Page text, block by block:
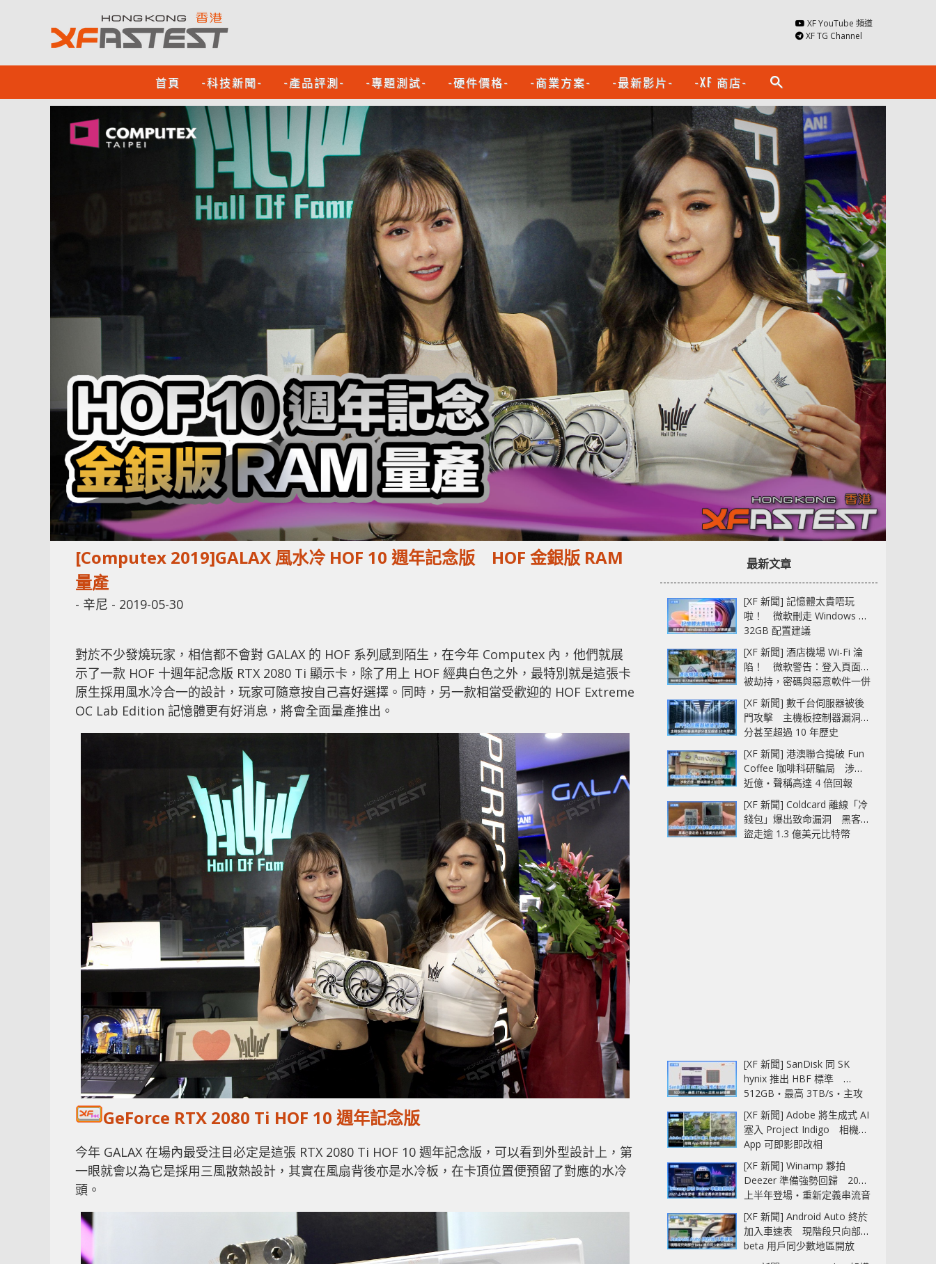
XF YouTube 頻道
XF TG Channel
首頁 -科技新聞- -產品評測- -專題測試- -硬件價格- -商業方案- -最新影片- -XF 商店- search
[Computex 2019]GALAX 風水冷 HOF 10 週年記念版 HOF 金銀版 RAM
量產
- 辛尼 - 2019-05-30
對於不少發燒玩家，相信都不會對 GALAX 的 HOF 系列感到陌生，在今年 Computex 內，他們就展
示了一款 HOF 十週年記念版 RTX 2080 Ti 顯示卡，除了用上 HOF 經典白色之外，最特別就是這張卡
原生採用風水冷合一的設計，玩家可隨意按自己喜好選擇。同時，另一款相當受歡迎的 HOF Extreme
OC Lab Edition 記憶體更有好消息，將會全面量產推出。
GeForce RTX 2080 Ti HOF 10 週年記念版
今年 GALAX 在場內最受注目必定是這張 RTX 2080 Ti HOF 10 週年記念版，可以看到外型設計上，第
一眼就會以為它是採用三風散熱設計，其實在風扇背後亦是水冷板，在卡頂位置便預留了對應的水冷
頭。
最新文章
[XF 新聞] 記憶體太貴唔玩
啦！ 微軟刪走 Windows 11
32GB 配置建議
[XF 新聞] 酒店機場 Wi-Fi 淪
陷！ 微軟警告：登入頁面可
被劫持，密碼與惡意軟件一併
中招
[XF 新聞] 數千台伺服器被後
門攻擊 主機板控制器漏洞部
分甚至超過 10 年歷史
[XF 新聞] 港澳聯合搗破 Fun
Coffee 咖啡科研騙局 涉款
近億‧聲稱高達 4 倍回報
[XF 新聞] Coldcard 離線「冷
錢包」爆出致命漏洞 黑客已
盜走逾 1.3 億美元比特幣
[XF 新聞] SanDisk 同 SK
hynix 推出 HBF 標準
512GB‧最高 3TB/s‧主攻
AI 記憶體
[XF 新聞] Adobe 將生成式 AI
塞入 Project Indigo 相機
App 可即影即改相
[XF 新聞] Winamp 夥拍
Deezer 準備強勢回歸 2027
上半年登場‧重新定義串流音
樂播放器
[XF 新聞] Android Auto 終於
加入車速表 現階段只向部分
beta 用戶同少數地區開放